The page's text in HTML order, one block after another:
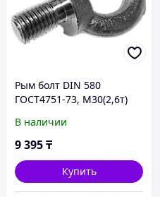
Рым болт DIN 580
ГОСТ4751-73, М30(2,6т)
В наличии
9 395₸
Купить